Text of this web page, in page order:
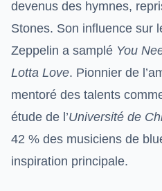
devenus des hymnes,
Stones. Son influence sur
Zeppelin a samplé You
Lotta Love. Pionnier de
mentoré des talents
étude de l’Université de
42 % des musiciens de
inspiration principale.